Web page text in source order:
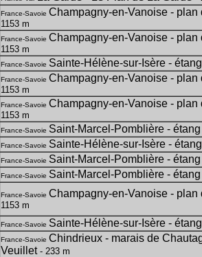
France-Savoie Champagny-en-Vanoise - plan
1153 m
France-Savoie Champagny-en-Vanoise - plan
1153 m
France-Savoie Sainte-Hélène-sur-Isère -
France-Savoie Champagny-en-Vanoise - plan
1153 m
France-Savoie Champagny-en-Vanoise - plan
1153 m
France-Savoie Saint-Marcel-Pomblière -
France-Savoie Sainte-Hélène-sur-Isère -
France-Savoie Saint-Marcel-Pomblière -
France-Savoie Saint-Marcel-Pomblière -
France-Savoie Champagny-en-Vanoise - plan
1153 m
France-Savoie Sainte-Hélène-sur-Isère -
France-Savoie Chindrieux - marais de
Veuillet- 233 m